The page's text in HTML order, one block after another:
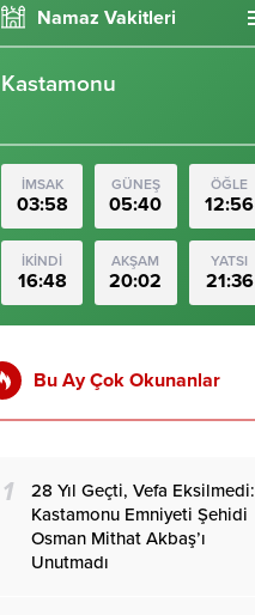
Namaz Vakitleri
Kastamonu
İMSAK
03:58
GÜNEŞ
05:40
ÖĞLE
12:56
İKİNDİ
16:48
AKŞAM
20:02
YATSI
21:36
Bu Ay Çok Okunanlar
1
28 Yıl Geçti, Vefa Eksilmedi:
Kastamonu Emniyeti Şehidi
Osman Mithat Akbaş’ı
Unutmadı